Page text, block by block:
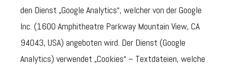
den Dienst „Google Analytics“, welcher von der Google
Inc. (1600 Amphitheatre Parkway Mountain View, CA
94043, USA) angeboten wird. Der Dienst (Google
Analytics) verwendet „Cookies“ – Textdateien, welche